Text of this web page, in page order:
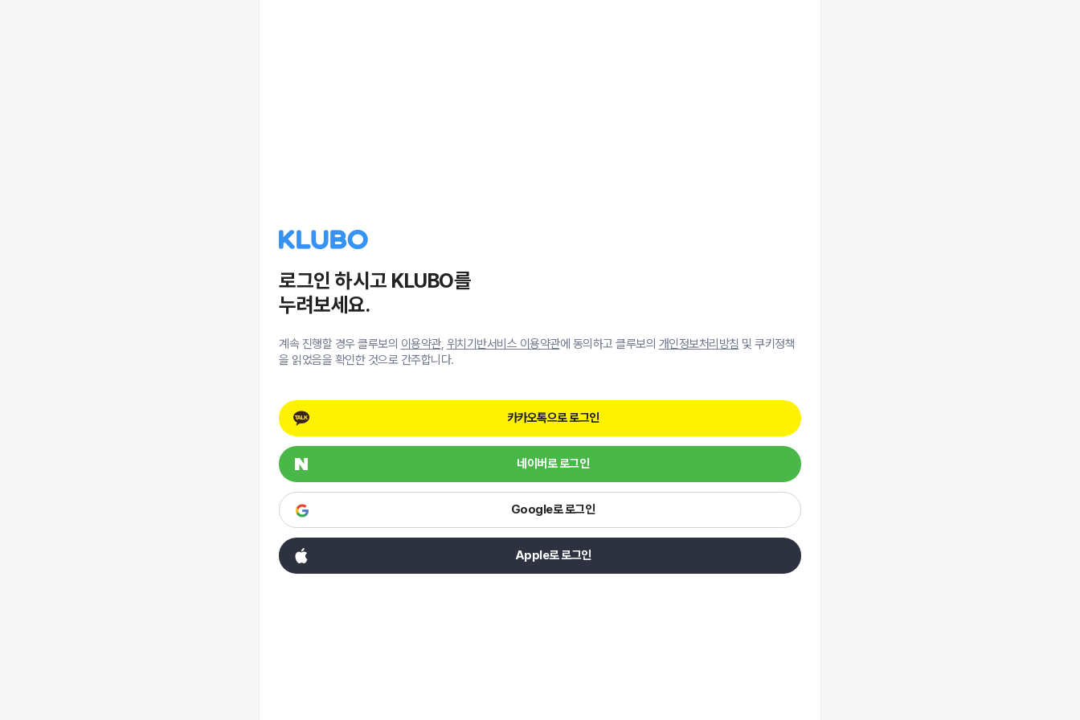
로그인 하시고 KLUBO를
누려보세요.
계속 진행할 경우 클루보의 이용약관, 위치기반서비스 이용약관에 동의하고 클루보의 개인정보처리방침 및 쿠키정책
을 읽었음을 확인한 것으로 간주합니다.
카카오톡으로 로그인
네이버로 로그인
Google로 로그인
Apple로 로그인